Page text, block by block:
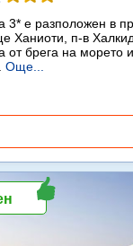
3* е разположен в
Ханиоти, п-в
от брега на морето
Още...